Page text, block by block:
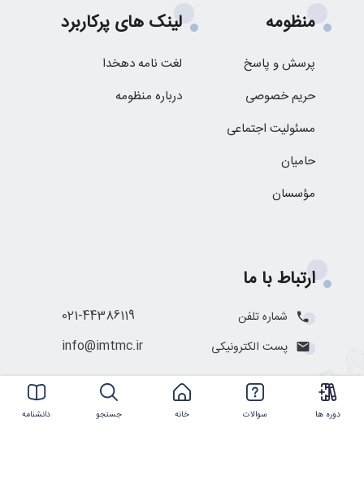
دوره ها سوالات خانه جستجو دانشنامه
منظومه
پرسش و پاسخ
حریم خصوصی
مسئولیت اجتماعی
حامیان
مؤسسان
لینک های پرکاربرد
لغت نامه دهخدا
درباره منظومه
ارتباط با ما
شماره تلفن 021-44386119
پست الکترونیکی info@imtmc.ir